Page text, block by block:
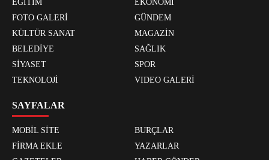
EĞİTİM
EKONOMİ
FOTO GALERİ
GÜNDEM
KÜLTÜR SANAT
MAGAZİN
BELEDİYE
SAĞLIK
SİYASET
SPOR
TEKNOLOJİ
VIDEO GALERİ
SAYFALAR
MOBİL SİTE
BURÇLAR
FİRMA EKLE
YAZARLAR